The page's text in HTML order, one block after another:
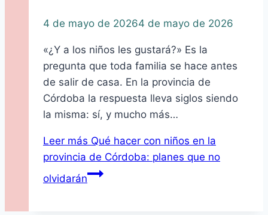
4 de mayo de 20264 de mayo de 2026
«¿Y a los niños les gustará?» Es la
pregunta que toda familia se hace antes
de salir de casa. En la provincia de
Córdoba la respuesta lleva siglos siendo
la misma: sí, y mucho más…
Leer más Qué hacer con niños en la
provincia de Córdoba: planes que no
olvidarán